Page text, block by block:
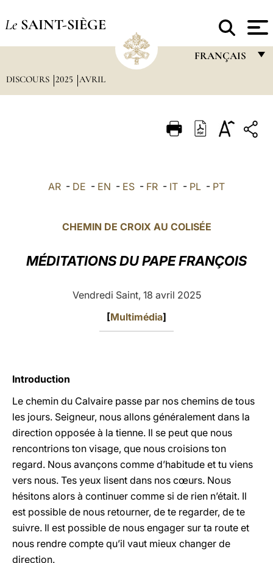
Le SAINT-SIÈGE
FRANÇAIS
ITALIANO
POLSKI
中文
LATINE
DISCOURS 2025 AVRIL
AR - DE - EN - ES - FR - IT - PL - PT
CHEMIN DE CROIX AU COLISÉE
MÉDITATIONS DU PAPE FRANÇOIS
Vendredi Saint, 18 avril 2025
[Multimédia]
Introduction
Le chemin du Calvaire passe par nos chemins de tous
les jours. Seigneur, nous allons généralement dans la
direction opposée à la tienne. Il se peut que nous
rencontrions ton visage, que nous croisions ton
regard. Nous avançons comme d’habitude et tu viens
vers nous. Tes yeux lisent dans nos cœurs. Nous
hésitons alors à continuer comme si de rien n’était. Il
est possible de nous retourner, de te regarder, de te
suivre. Il est possible de nous engager sur ta route et
nous rendre compte qu’il vaut mieux changer de
direction.